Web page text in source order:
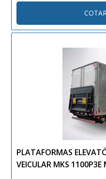
superfície de carga e
operadores.
Centro de Carga Máxima
PLATAFORMAS
VEICULAR MKS 1100P3E